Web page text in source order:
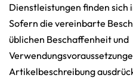
Dienstleistungen finden
Sofern die vereinbarte
üblichen Beschaffenheit und
Artikelbeschreibung